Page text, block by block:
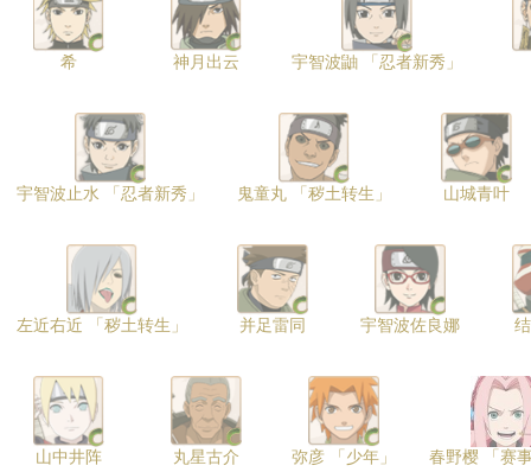
希 神月出云 宇智波鼬 「忍者新秀」
宇智波止水 「忍者新秀」 鬼童丸 「秽土转生」 山城青叶
左近右近 「秽土转生」 并足雷同 宇智波佐良娜
山中井阵 丸星古介 弥彦 「少年」 春野樱 「赛